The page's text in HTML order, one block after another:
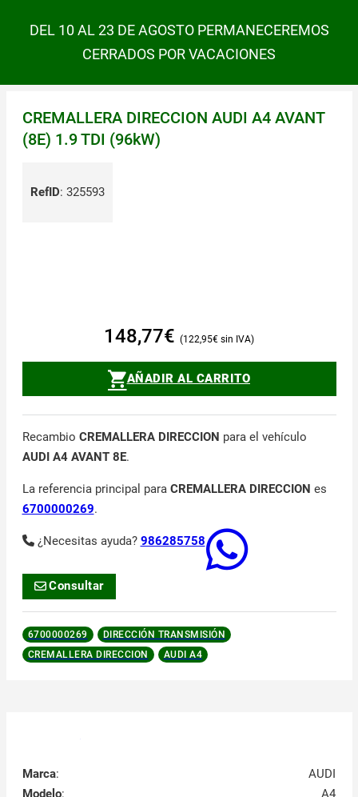
DEL 10 AL 23 DE AGOSTO PERMANECEREMOS
CERRADOS POR VACACIONES
CREMALLERA DIRECCION AUDI A4 AVANT
(8E) 1.9 TDI (96kW)
RefID: 325593
148,77€ 122,95€
AÑADIR AL CARRITO
Recambio CREMALLERA DIRECCION para el vehículo
AUDI A4 AVANT 8E.
La referencia principal para CREMALLERA DIRECCION es
6700000269.
¿Necesitas ayuda? 986285758
Consultar
6700000269
DIRECCIÓN TRANSMISIÓN
CREMALLERA DIRECCION
AUDI A4
Marca:
AUDI
Modelo:
A4